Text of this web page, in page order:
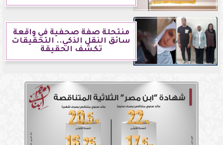
منتحلة صفة صحفية في واقعة
سائق النقل الذكي.. التحقيقات
تكشف الحقيقة